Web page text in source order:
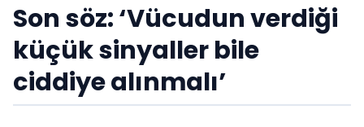
Son söz: ‘Vücudun verdiği
küçük sinyaller bile
ciddiye alınmalı’